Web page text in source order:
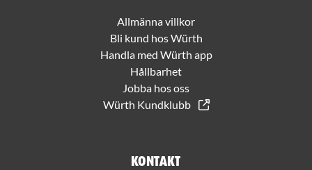
Allmänna villkor
Bli kund hos Würth
Handla med Würth app
Hållbarhet
Jobba hos oss
Würth Kundklubb
Kontakt